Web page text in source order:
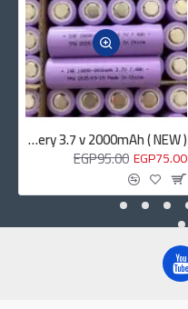
INR 18650 Li-ion Battery 3.7 v 2000mAh ( NEW )
EGP75.00
EGP95.00